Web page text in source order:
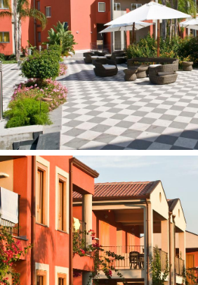
seifas yra
balkonas/terasa
plaukų džiovintuvas: yra
grindys: plytelės
kosmetikos reikmenys
dušas
Vaikams
auklė pagal atskirą užklausimą, už
baseinai vaikams: 2
Paplūdimys
nuosavas
paplūdimyje: skėčiai, gultai
paplūdimyje: DBL Classic tipo
Klubo Kortelę (nemokamai) nuo
ir skėtis nuo 2 eilės nuo jūros; DBL
numeriams du gultai ir skėtis nuo 1
įskaičiuoti į apgyvendinimo kainą)
baras paplūdimyje: yra